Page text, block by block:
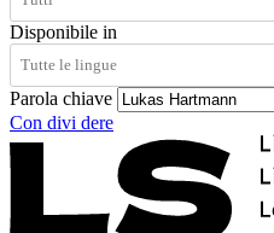
Disponibile in
Parola chiave
Con divi dere